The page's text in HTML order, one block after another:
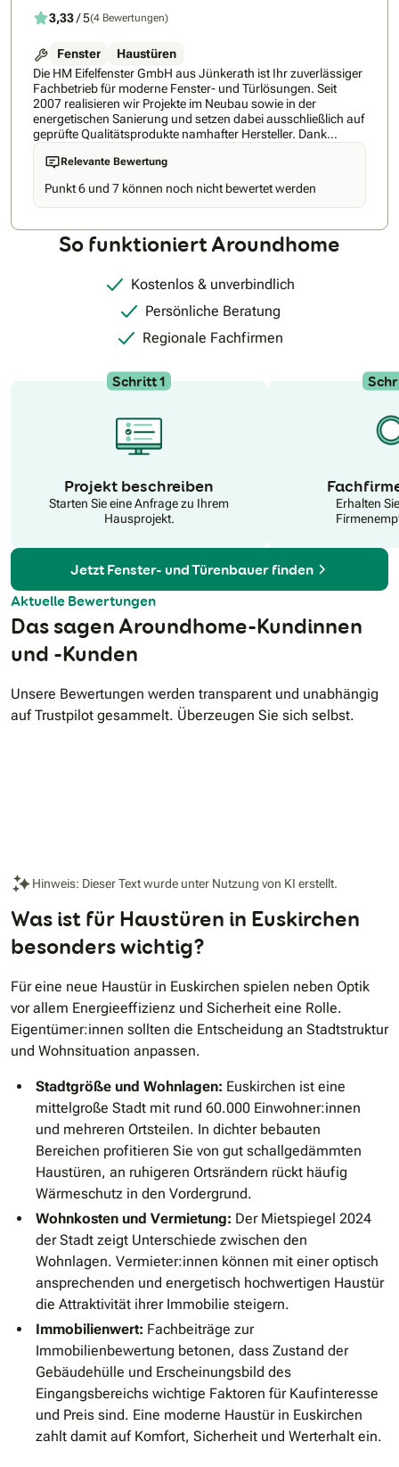
3,33/ 5(4 Bewertungen)
Fenster
Haustüren
Die HM Eifelfenster GmbH aus Jünkerath ist Ihr zuverlässiger
Fachbetrieb für moderne Fenster- und Türlösungen. Seit
2007 realisieren wir Projekte im Neubau sowie in der
energetischen Sanierung und setzen dabei ausschließlich auf
geprüfte Qualitätsprodukte namhafter Hersteller. Dank
unseres zertifizierten Fachpersonals profitieren Kunden von
fachgerechter Beratung, präzisem Aufmaß und sauberer,
termintreuer Montage. Wir legen großen Wert auf
transparente Kommunikation, individuelle Lösungen und eine
persönliche Betreuung – von der ersten Anfrage bis zur
Relevante Bewertung
Punkt 6 und 7 können noch nicht bewertet werden
So funktioniert Aroundhome
Kostenlos & unverbindlich
Persönliche Beratung
Regionale Fachfirmen
Schritt 1
Projekt beschreiben
Starten Sie eine Anfrage zu Ihrem
Hausprojekt.
Erhalten
Jetzt Fenster- und Türenbauer finden
Aktuelle Bewertungen
Das sagen Aroundhome-Kundinnen
und -Kunden
Unsere Bewertungen werden transparent und unabhängig
auf Trustpilot gesammelt. Überzeugen Sie sich selbst.
Hinweis: Dieser Text wurde unter Nutzung von KI erstellt.
Was ist für Haustüren in Euskirchen
besonders wichtig?
Für eine neue Haustür in Euskirchen spielen neben Optik
vor allem Energieeffizienz und Sicherheit eine Rolle.
Eigentümer:innen sollten die Entscheidung an Stadtstruktur
und Wohnsituation anpassen.
Stadtgröße und Wohnlagen: Euskirchen ist eine
mittelgroße Stadt mit rund 60.000 Einwohner:innen
und mehreren Ortsteilen. In dichter bebauten
Bereichen profitieren Sie von gut schallgedämmten
Haustüren, an ruhigeren Ortsrändern rückt häufig
Wärmeschutz in den Vordergrund.
Wohnkosten und Vermietung: Der Mietspiegel 2024
der Stadt zeigt Unterschiede zwischen den
Wohnlagen. Vermieter:innen können mit einer optisch
ansprechenden und energetisch hochwertigen Haustür
die Attraktivität ihrer Immobilie steigern.
Immobilienwert: Fachbeiträge zur
Immobilienbewertung betonen, dass Zustand der
Gebäudehülle und Erscheinungsbild des
Eingangsbereichs wichtige Faktoren für Kaufinteresse
und Preis sind. Eine moderne Haustür in Euskirchen
zahlt damit auf Komfort, Sicherheit und Werterhalt ein.